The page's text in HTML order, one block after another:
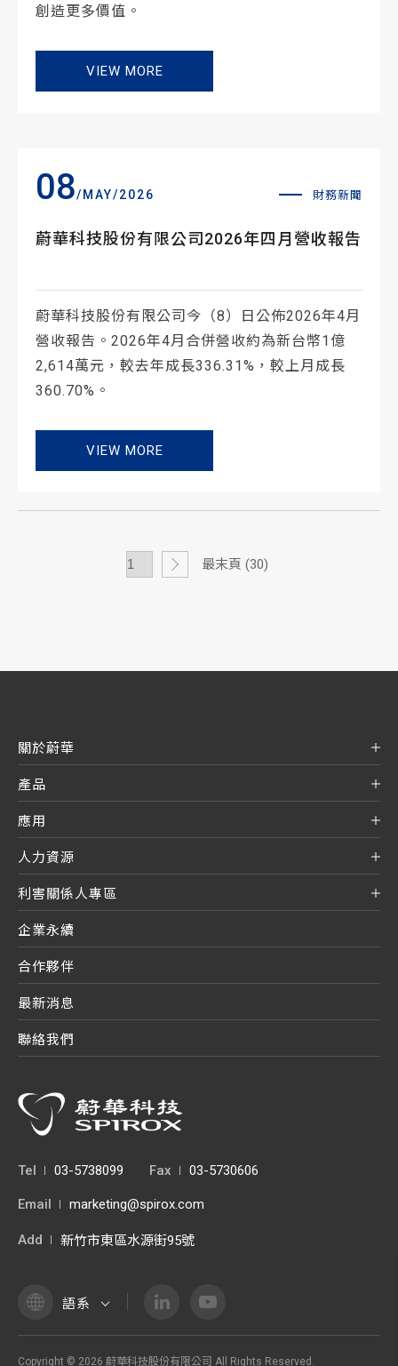
創造更多價值。
VIEW MORE
08/MAY/2026 財務新聞
蔚華科技股份有限公司2026年四月營收報告
蔚華科技股份有限公司今（8）日公佈2026年4月
營收報告。2026年4月合併營收約為新台幣1億
2,614萬元，較去年成長336.31%，較上月成長
360.70%。
VIEW MORE
最末頁 (30)
關於蔚華
產品
應用
人力資源
利害關係人專區
企業永續
合作夥伴
最新消息
聯絡我們
Tel 03-5738099 Fax 03-5730606
Email marketing@spirox.com
Add 新竹市東區水源街95號
語系
Copyright © 2026 蔚華科技股份有限公司 All Rights Reserved.